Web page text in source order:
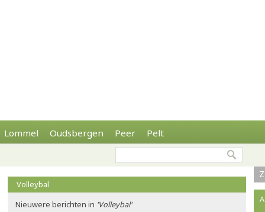
Lommel Oudsbergen Peer Pelt
Volleybal
Nieuwere berichten in 'Volleybal'